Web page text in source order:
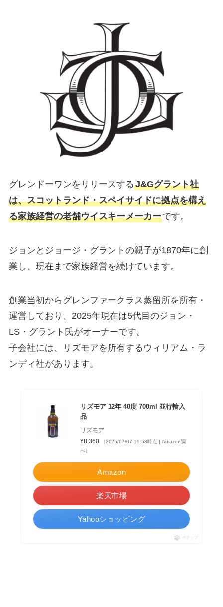
グレンドーワンをリリースするJ&Gグラント社
は、スコットランド・スペイサイドに拠点を構え
る家族経営の老舗ウイスキーメーカーです。
ジョンとジョージ・グラントの親子が1870年に創
業し、現在まで家族経営を続けています。
創業当初からグレンファークラス蒸留所を所有・
運営しており、2025年現在は5代目のジョン・
LS・グラント氏がオーナーです。
子会社には、リズモアを所有するウィリアム・ラ
ンディ社があります。
リズモア 12年 40度 700ml 並行輸入
品
リズモア
¥8,360
（2025/07/07 19:53時点 | Amazon調
べ）
Amazon
楽天市場
Yahooショッピング
ポチップ